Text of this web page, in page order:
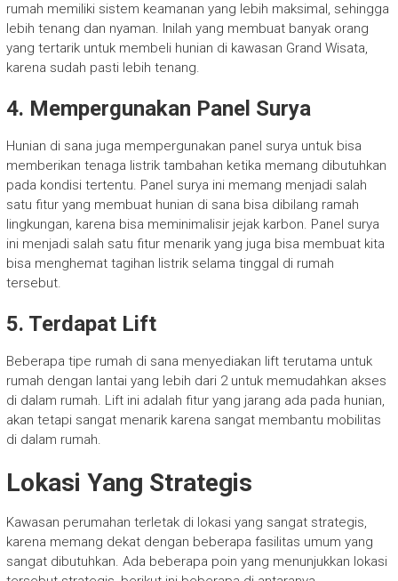
rumah memiliki sistem keamanan yang lebih maksimal, sehingga
lebih tenang dan nyaman. Inilah yang membuat banyak orang
yang tertarik untuk membeli hunian di kawasan Grand Wisata,
karena sudah pasti lebih tenang.
4. Mempergunakan Panel Surya
Hunian di sana juga mempergunakan panel surya untuk bisa
memberikan tenaga listrik tambahan ketika memang dibutuhkan
pada kondisi tertentu. Panel surya ini memang menjadi salah
satu fitur yang membuat hunian di sana bisa dibilang ramah
lingkungan, karena bisa meminimalisir jejak karbon. Panel surya
ini menjadi salah satu fitur menarik yang juga bisa membuat kita
bisa menghemat tagihan listrik selama tinggal di rumah
tersebut.
5. Terdapat Lift
Beberapa tipe rumah di sana menyediakan lift terutama untuk
rumah dengan lantai yang lebih dari 2 untuk memudahkan akses
di dalam rumah. Lift ini adalah fitur yang jarang ada pada hunian,
akan tetapi sangat menarik karena sangat membantu mobilitas
di dalam rumah.
Lokasi Yang Strategis
Kawasan perumahan terletak di lokasi yang sangat strategis,
karena memang dekat dengan beberapa fasilitas umum yang
sangat dibutuhkan. Ada beberapa poin yang menunjukkan lokasi